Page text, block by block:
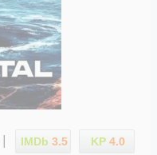
KP 4.0
IMDb 3.5